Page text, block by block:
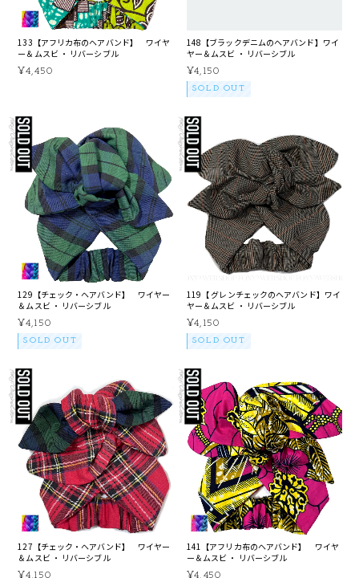
133【アフリカ布のヘアバンド】 ワイヤ
ー＆ムスビ ・ リバーシブル
¥4,450
148【ブラックデニムのヘアバンド】ワイ
ヤー＆ムスビ ・ リバーシブル
¥4,150
SOLD OUT
129【チェック・ヘアバンド】 ワイヤー
＆ムスビ ・ リバーシブル
¥4,150
SOLD OUT
119【 グレンチェックのヘアバンド】ワイ
ヤー＆ムスビ ・ リバーシブル
¥4,150
SOLD OUT
127【チェック・ヘアバンド】 ワイヤー
＆ムスビ ・ リバーシブル
¥4,150
141【アフリカ布のヘアバンド】 ワイヤ
ー＆ムスビ ・ リバーシブル
¥4,450